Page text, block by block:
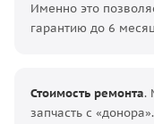
Именно это
гарантию до 6
Стоимость ремонта.
запчасть с